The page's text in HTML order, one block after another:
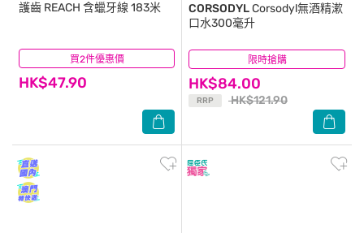
買2件優惠價
護齒 REACH 含蠟牙線 183米
HK$47.90
(82) 限時搶購
CORSODYLCorsodyl無酒精漱
口水300毫升
HK$84.00
RRP HK$121.90
(192)